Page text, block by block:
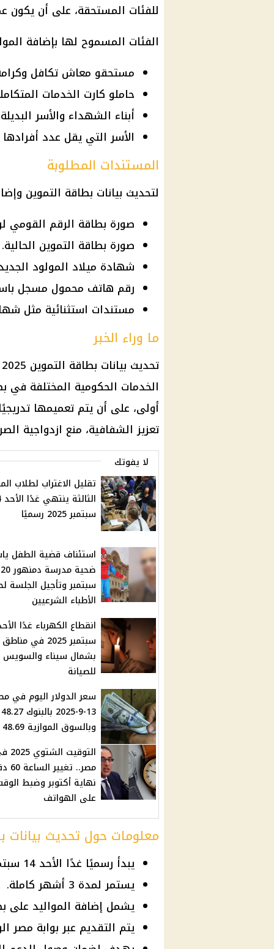
للفئات المستحقة، على أن يكون عمر
الفئات المسموح لها بإضافة
مستحقو معاش تكافل
حاملو كارت الخدمات
أبناء الشهداء والأسر
الأسر التي يقل عدد أفرادها عن 4 أشخاص على البطاقة
المستندات المطلوبة
لتحديث بيانات بطاقة التموين
صورة بطاقة الرقم القومي
صورة بطاقة التموين الحالية.
شهادة ميلاد المولود
رقم هاتف محمول مسجل
مستندات استثنائية مثل
ما وراء الخبر
الخدمات الحكومية المختلفة في
أولى، على أن يتم تعميمها
تعزيز الشفافية، منع ازدواجية
لا يفوتك
تقليل الاغتراب لطلاب
سبتمبر 2025 رسميًا
استئناف قضية الطفل
ضحية مدرسة دمنهور 20
سبتمبر وتأجيل الجلسة
الأطباء الشرعيين
سبتمبر 2025 في مناطق
بشمال سيناء والسويس
للصيانة
سعر الدولار اليوم في
وبالسوق الموازية 48.69 جنيه
نهاية أكتوبر وضبط
على الهواتف
معلومات حول تحديث بيانات
يبدأ رسميًا غدًا الأحد 14 سبتمبر 2025.
يستمر لمدة 3 أشهر كاملة.
يشمل إضافة المواليد على
يتم التقديم عبر بوابة مصر